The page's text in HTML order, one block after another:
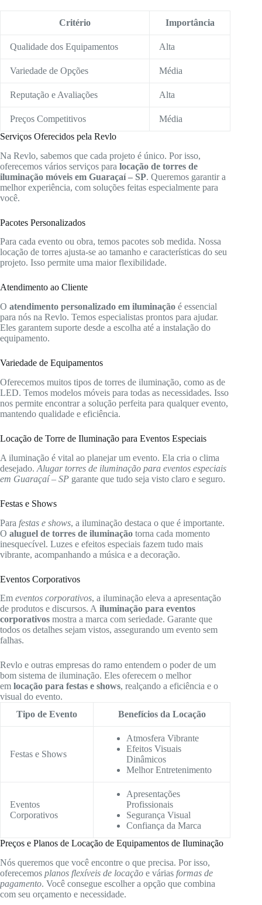
Critério Importância
Qualidade dos Equipamentos Alta
Variedade de Opções Média
Reputação e Avaliações Alta
Preços Competitivos
Média
Serviços Oferecidos pela Revlo
Na Revlo, sabemos que cada projeto é único. Por isso,
oferecemos vários serviços para locação de torres de
iluminação móveis em Guaraçaí – SP. Queremos garantir a
melhor experiência, com soluções feitas especialmente para
você.
Pacotes Personalizados
Para cada evento ou obra, temos pacotes sob medida. Nossa
locação de torres ajusta-se ao tamanho e características do seu
projeto. Isso permite uma maior flexibilidade.
Atendimento ao Cliente
O atendimento personalizado em iluminação é essencial
para nós na Revlo. Temos especialistas prontos para ajudar.
Eles garantem suporte desde a escolha até a instalação do
equipamento.
Variedade de Equipamentos
Oferecemos muitos tipos de torres de iluminação, como as de
LED. Temos modelos móveis para todas as necessidades. Isso
nos permite encontrar a solução perfeita para qualquer evento,
mantendo qualidade e eficiência.
Locação de Torre de Iluminação para Eventos Especiais
A iluminação é vital ao planejar um evento. Ela cria o clima
desejado. Alugar torres de iluminação para eventos especiais
em Guaraçaí – SP garante que tudo seja visto claro e seguro.
Festas e Shows
Para festas e shows, a iluminação destaca o que é importante.
O aluguel de torres de iluminação torna cada momento
inesquecível. Luzes e efeitos especiais fazem tudo mais
vibrante, acompanhando a música e a decoração.
Eventos Corporativos
Em eventos corporativos, a iluminação eleva a apresentação
de produtos e discursos. A iluminação para eventos
corporativos mostra a marca com seriedade. Garante que
todos os detalhes sejam vistos, assegurando um evento sem
falhas.
Revlo e outras empresas do ramo entendem o poder de um
bom sistema de iluminação. Eles oferecem o melhor
em locação para festas e shows, realçando a eficiência e o
visual do evento.
Tipo de Evento
Benefícios da Locação
Festas e Shows
Atmosfera Vibrante
Efeitos Visuais
Dinâmicos
Melhor Entretenimento
Eventos
Corporativos
Apresentações
Profissionais
Segurança Visual
Confiança da Marca
Preços e Planos de Locação de Equipamentos de Iluminação
Nós queremos que você encontre o que precisa. Por isso,
oferecemos planos flexíveis de locação e várias formas de
pagamento. Você consegue escolher a opção que combina
com seu orçamento e necessidade.